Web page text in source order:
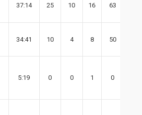
37:14 25 10 16 63
34:41 10 4 8 50
5:19 0 0 1 0